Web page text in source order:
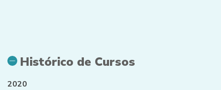
Histórico de Cursos
2020